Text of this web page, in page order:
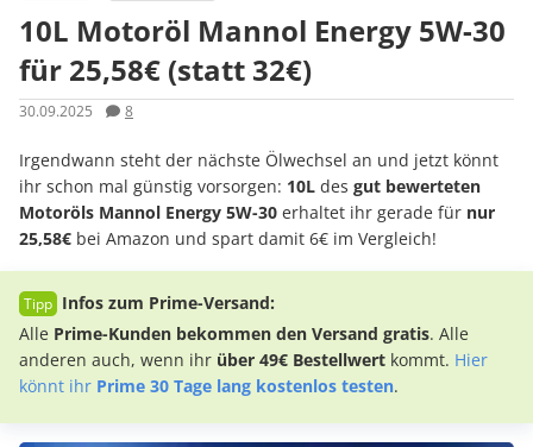
10L Motoröl Mannol Energy 5W-30
für 25,58€ (statt 32€)
30.09.2025 8
Irgendwann steht der nächste Ölwechsel an und jetzt könnt
ihr schon mal günstig vorsorgen: 10L des gut bewerteten
Motoröls Mannol Energy 5W-30 erhaltet ihr gerade für nur
25,58€ bei Amazon und spart damit 6€ im Vergleich!
Infos zum Prime-Versand:
Alle Prime-Kunden bekommen den Versand gratis. Alle
anderen auch, wenn ihr über 49€ Bestellwert kommt. Hier
könnt ihr Prime 30 Tage lang kostenlos testen.